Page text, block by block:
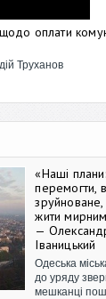
оплати
Труханов
«Наші плани:
перемогти,
зруйноване,
жити
—
Іваницький
Одеська
до уряду
мешканці